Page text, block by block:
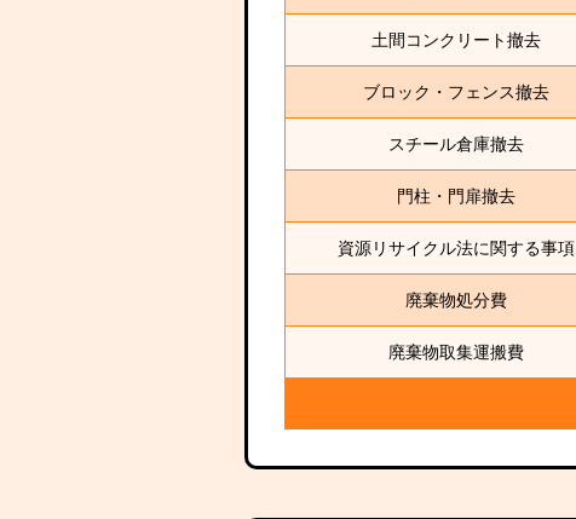
土間コンクリート撤去
ブロック・フェンス撤去
スチール倉庫撤去
門柱・門扉撤去
資源リサイクル法に関する事項
廃棄物処分費
廃棄物取集運搬費